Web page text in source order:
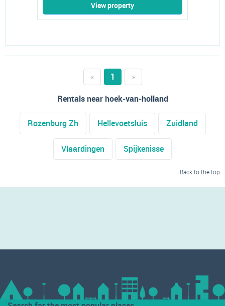
View property
« 1
»
Rentals near hoek-van-holland
Rozenburg Zh Hellevoetsluis Zuidland
Vlaardingen Spijkenisse
Back to the top